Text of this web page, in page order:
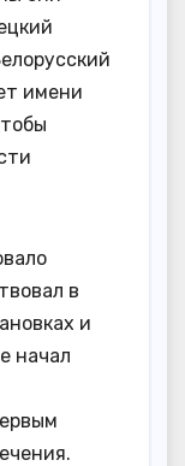
имени
в
и
начал